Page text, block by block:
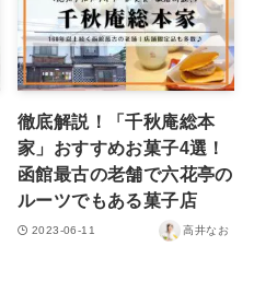
徹底解説！「千秋庵総本
家」おすすめお菓子4選！
函館最古の老舗で六花亭の
ルーツでもある菓子店
2023-06-11 高井なお